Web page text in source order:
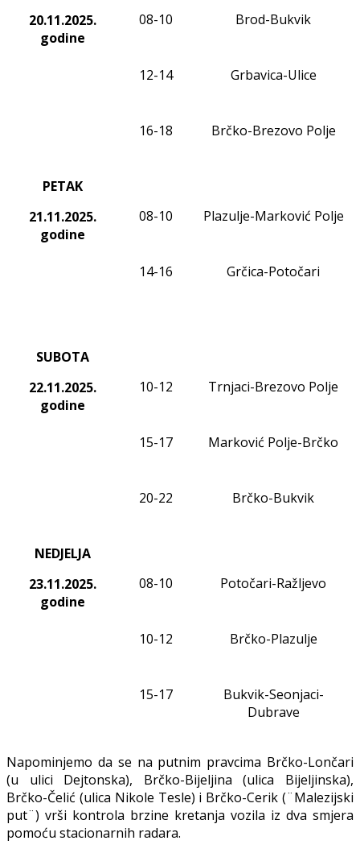
20.11.2025.
godine
08-10 Brod-Bukvik
12-14 Grbavica-Ulice
16-18 Brčko-Brezovo Polje
PETAK
21.11.2025.
godine
08-10 Plazulje-Marković Polje
14-16 Grčica-Potočari
SUBOTA
22.11.2025.
godine
10-12 Trnjaci-Brezovo Polje
15-17 Marković Polje-Brčko
20-22 Brčko-Bukvik
NEDJELJA
23.11.2025.
godine
08-10 Potočari-Ražljevo
10-12 Brčko-Plazulje
15-17
Bukvik-Seonjaci-
Dubrave
Napominjemo da se na putnim pravcima Brčko-Lončari
(u ulici Dejtonska), Brčko-Bijeljina (ulica Bijeljinska),
Brčko-Čelić (ulica Nikole Tesle) i Brčko-Cerik (¨Malezijski
put¨) vrši kontrola brzine kretanja vozila iz dva smjera
pomoću stacionarnih radara.